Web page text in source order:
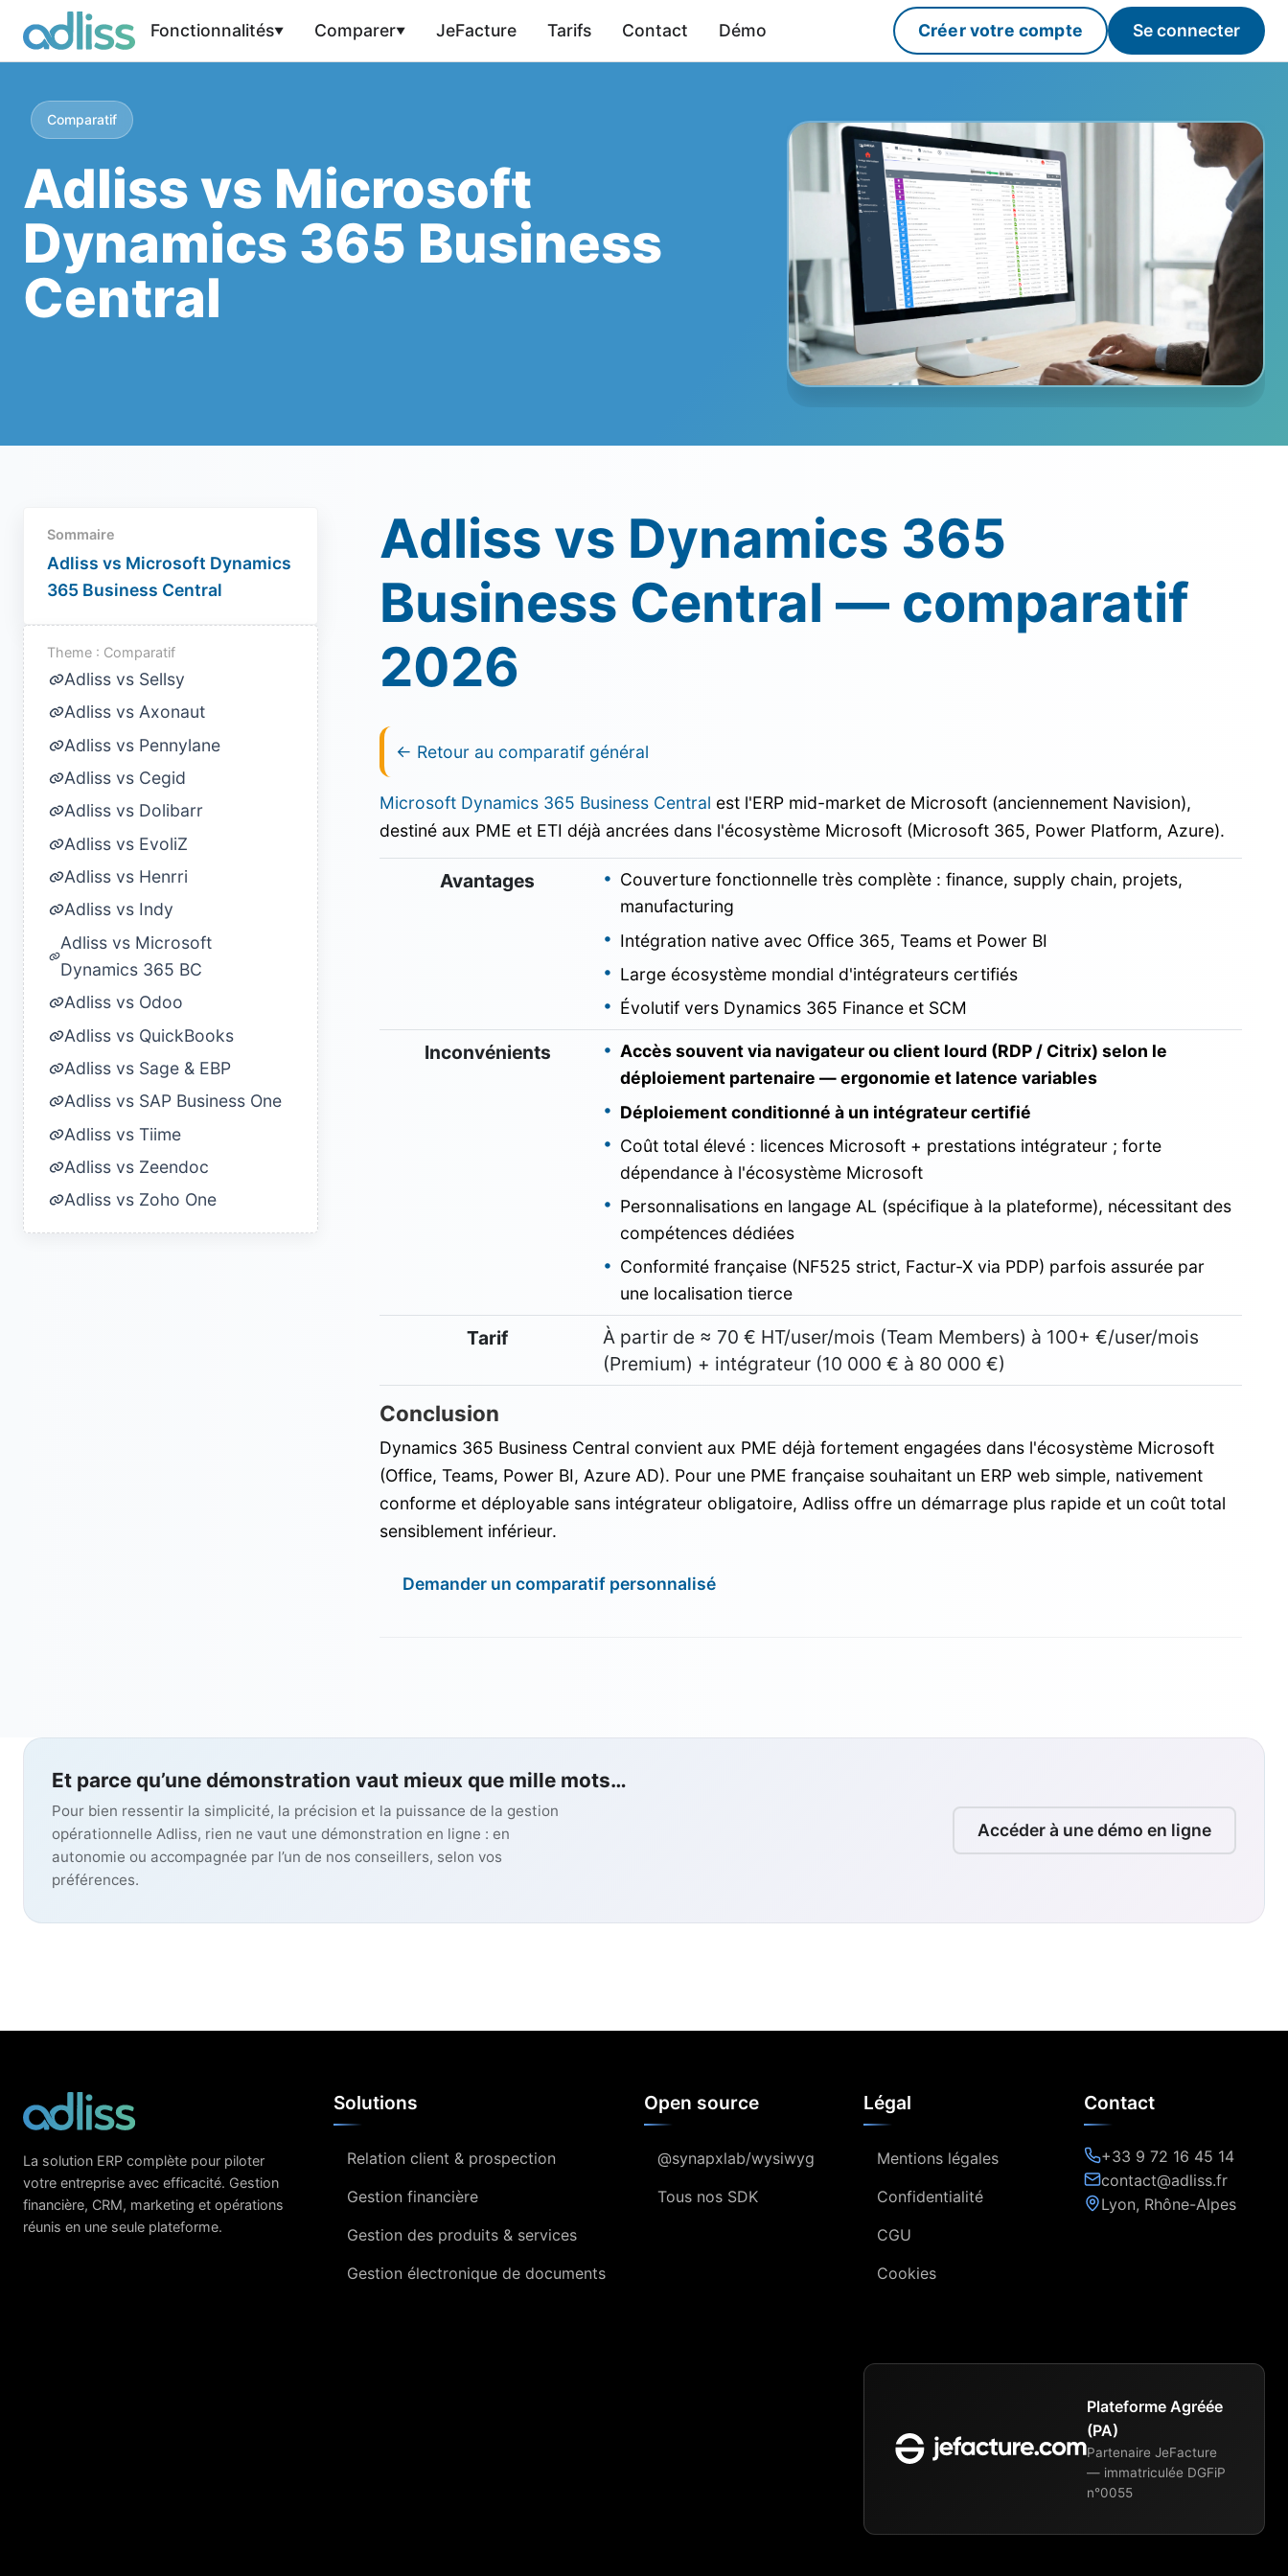
Fonctionnalités Comparer JeFacture Tarifs Contact Démo Créer votre compte Se connecter
Comparatif
Adliss vs Microsoft
Dynamics 365 Business
Central
Sommaire
Adliss vs Microsoft Dynamics
365 Business Central
Theme : Comparatif
Adliss vs Sellsy
Adliss vs Axonaut
Adliss vs Pennylane
Adliss vs Cegid
Adliss vs Dolibarr
Adliss vs EvoliZ
Adliss vs Henrri
Adliss vs Indy
Adliss vs Microsoft
Dynamics 365 BC
Adliss vs Odoo
Adliss vs QuickBooks
Adliss vs Sage & EBP
Adliss vs SAP Business One
Adliss vs Tiime
Adliss vs Zeendoc
Adliss vs Zoho One
Adliss vs Dynamics 365
Business Central — comparatif
2026
← Retour au comparatif général
Microsoft Dynamics 365 Business Central est l'ERP mid-market de Microsoft (anciennement Navision),
destiné aux PME et ETI déjà ancrées dans l'écosystème Microsoft (Microsoft 365, Power Platform, Azure).
Avantages
Couverture fonctionnelle très complète : finance, supply chain, projets,
manufacturing
Intégration native avec Office 365, Teams et Power BI
Large écosystème mondial d'intégrateurs certifiés
Évolutif vers Dynamics 365 Finance et SCM
Inconvénients
Accès souvent via navigateur ou client lourd (RDP / Citrix) selon le
déploiement partenaire — ergonomie et latence variables
Déploiement conditionné à un intégrateur certifié
Coût total élevé : licences Microsoft + prestations intégrateur ; forte
dépendance à l'écosystème Microsoft
Personnalisations en langage AL (spécifique à la plateforme), nécessitant des
compétences dédiées
Conformité française (NF525 strict, Factur-X via PDP) parfois assurée par
une localisation tierce
Tarif
À partir de ≈ 70 € HT/user/mois (Team Members) à 100+ €/user/mois
(Premium) + intégrateur (10 000 € à 80 000 €)
Conclusion
Dynamics 365 Business Central convient aux PME déjà fortement engagées dans l'écosystème Microsoft
(Office, Teams, Power BI, Azure AD). Pour une PME française souhaitant un ERP web simple, nativement
conforme et déployable sans intégrateur obligatoire, Adliss offre un démarrage plus rapide et un coût total
sensiblement inférieur.
Demander un comparatif personnalisé
Et parce qu’une démonstration vaut mieux que mille mots…
Pour bien ressentir la simplicité, la précision et la puissance de la gestion
opérationnelle Adliss, rien ne vaut une démonstration en ligne : en
autonomie ou accompagnée par l’un de nos conseillers, selon vos
préférences.
Accéder à une démo en ligne
La solution ERP complète pour piloter
votre entreprise avec efficacité. Gestion
financière, CRM, marketing et opérations
réunis en une seule plateforme.
Solutions
Relation client & prospection
Gestion financière
Gestion des produits & services
Gestion électronique de documents
Open source
@synapxlab/wysiwyg
Tous nos SDK
Légal
Mentions légales
Confidentialité
CGU
Cookies
Contact
+33 9 72 16 45 14
contact@adliss.fr
Lyon, Rhône-Alpes
Plateforme Agréée
(PA)
Partenaire JeFacture
— immatriculée DGFiP
n°0055